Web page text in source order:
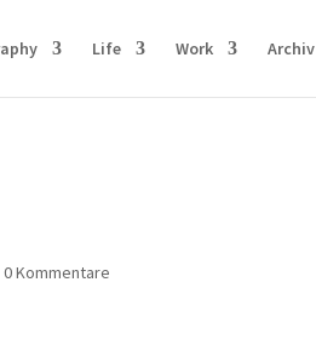
Life Work Archiv
0 Kommentare